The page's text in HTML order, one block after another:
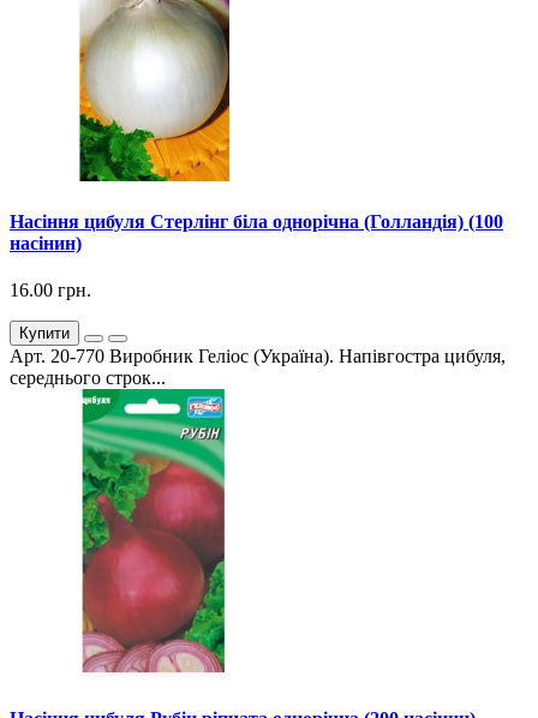
Насіння цибуля Стерлінг біла однорічна (Голландія) (100
насінин)
16.00 грн.
Купити
Арт. 20-770 Виробник Геліос (Україна). Напівгостра цибуля,
середнього строк...